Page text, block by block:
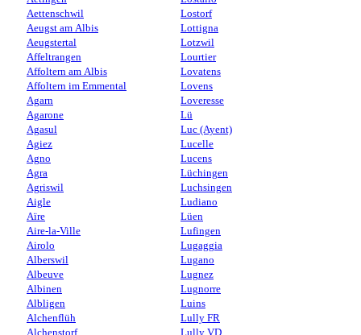
Aettenschwil
Aeugst am Albis
Aeugstertal
Affeltrangen
Affoltern am Albis
Affoltern im Emmental
Agarn
Agarone
Agasul
Agiez
Agno
Agra
Agriswil
Aigle
Aïre
Aire-la-Ville
Airolo
Alberswil
Albeuve
Albinen
Albligen
Alchenflüh
Alchenstorf
Lostorf
Lottigna
Lotzwil
Lourtier
Lovatens
Lovens
Loveresse
Lü
Luc (Ayent)
Lucelle
Lucens
Lüchingen
Luchsingen
Ludiano
Lüen
Lufingen
Lugaggia
Lugano
Lugnez
Lugnorre
Luins
Lully FR
Lully VD